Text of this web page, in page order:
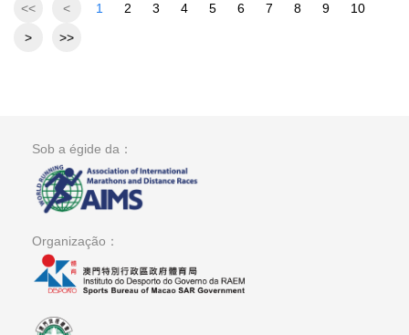
<< < 1 2 3 4 5 6 7 8 9
10
>
>>
Sob a égide da：
Organização：